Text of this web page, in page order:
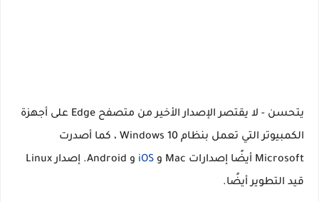
يتحسن - لا يقتصر الإصدار الأخير من متصفح Edge على أجهزة
الكمبيوتر التي تعمل بنظام Windows 10 ، كما أصدرت
Microsoft أيضًا إصدارات Mac و
iOS
و Android. إصدار Linux
قيد التطوير أيضًا.